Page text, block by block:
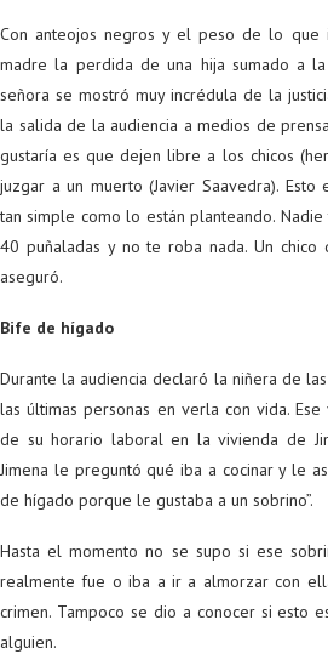
Con anteojos negros y el peso de lo que
madre la perdida de una hija sumado a
señora se mostró muy incrédula de la
la salida de la audiencia a medios de
gustaría es que dejen libre a los chicos
juzgar a un muerto (Javier Saavedra). Esto
tan simple como lo están planteando.
40 puñaladas y no te roba nada. Un chico
aseguró.
Bife de hígado
Durante la audiencia declaró la niñera de
las últimas personas en verla con vida.
de su horario laboral en la vivienda de
Jimena le preguntó qué iba a cocinar y le
de hígado porque le gustaba a un sobrino”.
Hasta el momento no se supo si ese
realmente fue o iba a ir a almorzar con
crimen. Tampoco se dio a conocer si esto
alguien.